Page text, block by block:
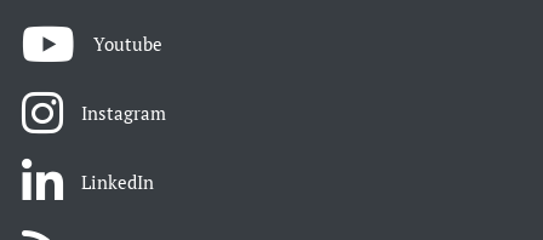
Youtube
Instagram
LinkedIn